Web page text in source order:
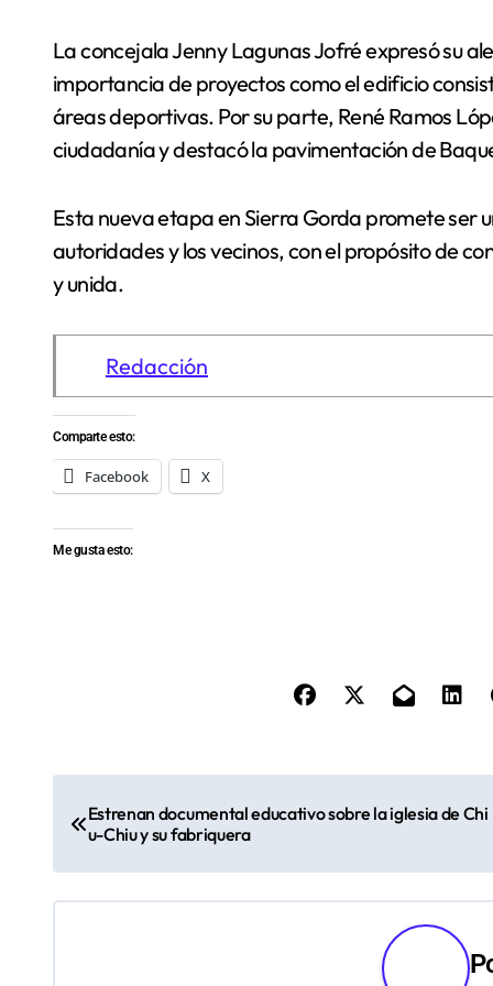
La concejala Jenny Lagunas Jofré expresó su
importancia de proyectos como el edificio
áreas deportivas. Por su parte, René Ramos
ciudadanía y destacó la pavimentación de
Esta nueva etapa en Sierra Gorda promete ser
autoridades y los vecinos, con el propósito de
y unida.
Redacción
Comparte esto:
Facebook X
Me gusta esto:
v
Estrenan documental educativo sobre la iglesia de Chi
u-Chiu y su fabriquera